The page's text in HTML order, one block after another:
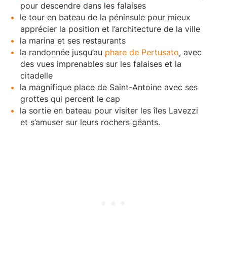
pour descendre dans les falaises
le tour en bateau de la péninsule pour mieux
apprécier la position et l’architecture de la ville
la marina et ses restaurants
la randonnée jusqu’au phare de Pertusato, avec
des vues imprenables sur les falaises et la
citadelle
la magnifique place de Saint-Antoine avec ses
grottes qui percent le cap
la sortie en bateau pour visiter les îles Lavezzi
et s’amuser sur leurs rochers géants.